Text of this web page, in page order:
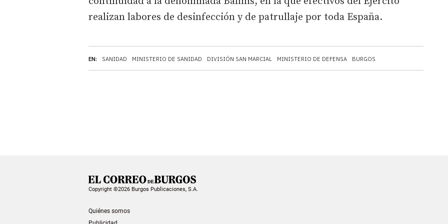
EN: SANIDAD MINISTERIO DE SANIDAD DIVISIÓN SAN MARCIAL MINISTERIO DE DEFENSA BURGOS
realizan labores de desinfección y de patrullaje por toda España.
Copyright ©2026 Burgos Publicaciones, S.A.
Quiénes somos